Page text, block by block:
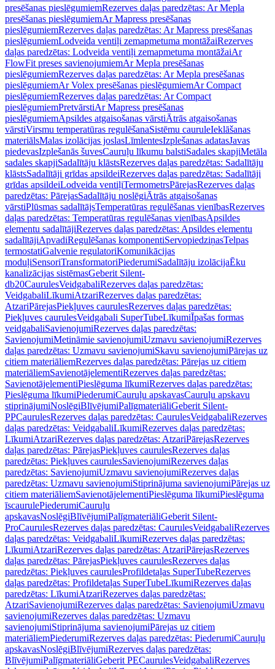
presēšanas pieslēgumiemRezerves daļas paredzētas: Ar Mepla
presēšanas pieslēgumiemAr Mapress presēšanas
pieslēgumiemRezerves daļas paredzētas: Ar Mapress presēšanas
pieslēgumiemLodveida ventiļi zemapmetuma montāžaiRezerves
daļas paredzētas: Lodveida ventiļi zemapmetuma montāžaiAr
FlowFit preses savienojumiemAr Mepla presēšanas
pieslēgumiemRezerves daļas paredzētas: Ar Mepla presēšanas
pieslēgumiemAr Volex presēšanas pieslēgumiemAr Compact
pieslēgumiemRezerves daļas paredzētas: Ar Compact
pieslēgumiemPretvārstiAr Mapress presēšanas
pieslēgumiemApsildes atgaisošanas vārstiĀtrās atgaisošanas
vārstiVirsmu temperatūras regulēšanaSistēmu cauruleIeklāšanas
materiālsMalas izolācijas joslasLīmlentesIzplešanas adatasJavas
piedevasIzplešanās šuvesCauruļu līkumu balstiSadales skapjiMetāla
sadales skapjiSadalītāju klāstsRezerves daļas paredzētas: Sadalītāju
klāstsSadalītāji grīdas apsildeiRezerves daļas paredzētas: Sadalītāji
grīdas apsildeiLodveida ventiļiTermometrsPārejasRezerves daļas
paredzētas: PārejasSadalītāju noslēgiĀtrās atgaisošanas
vārstiPlūsmas sadalītājsTemperatūras regulēšanas vienībasRezerves
daļas paredzētas: Temperatūras regulēšanas vienībasApsildes
elementu sadalītājiRezerves daļas paredzētas: Apsildes elementu
sadalītājiApvadiRegulēšanas komponentiServopiedziņasTelpas
termostatiGalvenie regulatoriKomunikācijas
moduļiSensoriTransformatoriPiederumiSadalītāju izolācijaĒku
kanalizācijas sistēmasGeberit Silent-
db20CaurulesVeidgabaliRezerves daļas paredzētas:
VeidgabaliLīkumiAtzariRezerves daļas paredzētas:
AtzariPārejasPiekļuves caurulesRezerves daļas paredzētas:
Piekļuves caurulesVeidgabali SuperTubeLīkumiĪpašas formas
veidgabaliSavienojumiRezerves daļas paredzētas:
SavienojumiMetināmie savienojumiUzmavu savienojumiRezerves
daļas paredzētas: Uzmavu savienojumiSkavu savienojumiPārejas uz
citiem materiāliemRezerves daļas paredzētas: Pārejas uz citiem
materiāliemSavienotājelementiRezerves daļas paredzētas:
SavienotājelementiPieslēguma līkumiRezerves daļas paredzētas:
Pieslēguma līkumiPiederumiCauruļu apskavasCauruļu apskavu
stiprinājumiNoslēgiBlīvējumiPalīgmateriāliGeberit Silent-
PPCaurulesRezerves daļas paredzētas: CaurulesVeidgabaliRezerves
daļas paredzētas: VeidgabaliLīkumiRezerves daļas paredzētas:
LīkumiAtzariRezerves daļas paredzētas: AtzariPārejasRezerves
daļas paredzētas: PārejasPiekļuves caurulesRezerves daļas
paredzētas: Piekļuves caurulesSavienojumiRezerves daļas
paredzētas: SavienojumiUzmavu savienojumiRezerves daļas
paredzētas: Uzmavu savienojumiStiprinājuma savienojumiPārejas uz
citiem materiāliemSavienotājelementiPieslēguma līkumiPieslēguma
īscaurulePiederumiCauruļu
apskavasNoslēgiBlīvējumiPalīgmateriāliGeberit Silent-
ProCaurulesRezerves daļas paredzētas: CaurulesVeidgabaliRezerves
daļas paredzētas: VeidgabaliLīkumiRezerves daļas paredzētas:
LīkumiAtzariRezerves daļas paredzētas: AtzariPārejasRezerves
daļas paredzētas: PārejasPiekļuves caurulesRezerves daļas
paredzētas: Piekļuves caurulesProfildetaļas SuperTubeRezerves
daļas paredzētas: Profildetaļas SuperTubeLīkumiRezerves daļas
paredzētas: LīkumiAtzariRezerves daļas paredzētas:
AtzariSavienojumiRezerves daļas paredzētas: SavienojumiUzmavu
savienojumiRezerves daļas paredzētas: Uzmavu
savienojumiStiprinājuma savienojumiPārejas uz citiem
materiāliemPiederumiRezerves daļas paredzētas: PiederumiCauruļu
apskavasNoslēgiBlīvējumiRezerves daļas paredzētas:
BlīvējumiPalīgmateriāliGeberit PECaurulesVeidgabaliRezerves